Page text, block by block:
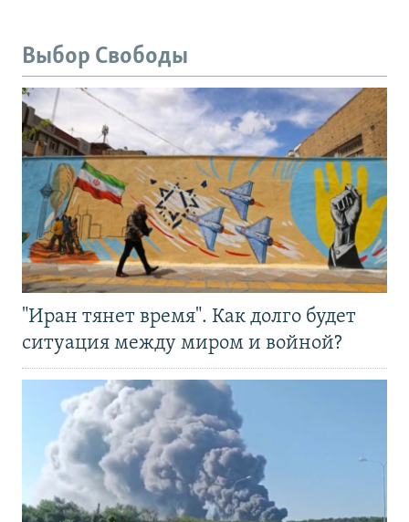
Выбор Свободы
"Иран тянет время". Как долго будет
ситуация между миром и войной?